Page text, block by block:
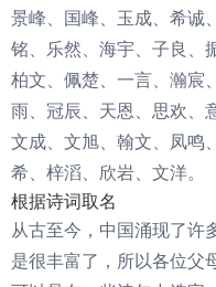
景峰、国峰、玉成、希诚
铭、乐然、海宇、子良、
柏文、佩楚、一言、瀚宸
雨、冠辰、天恩、思欢、
文成、文旭、翰文、凤鸣
希、梓滔、欣岩、文洋。
根据诗词取名
从古至今，中国涌现了许
是很丰富了，所以各位父